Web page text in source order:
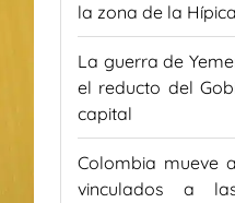
la zona de la
La guerra de
el reducto del
capital
Colombia mueve
vinculados a